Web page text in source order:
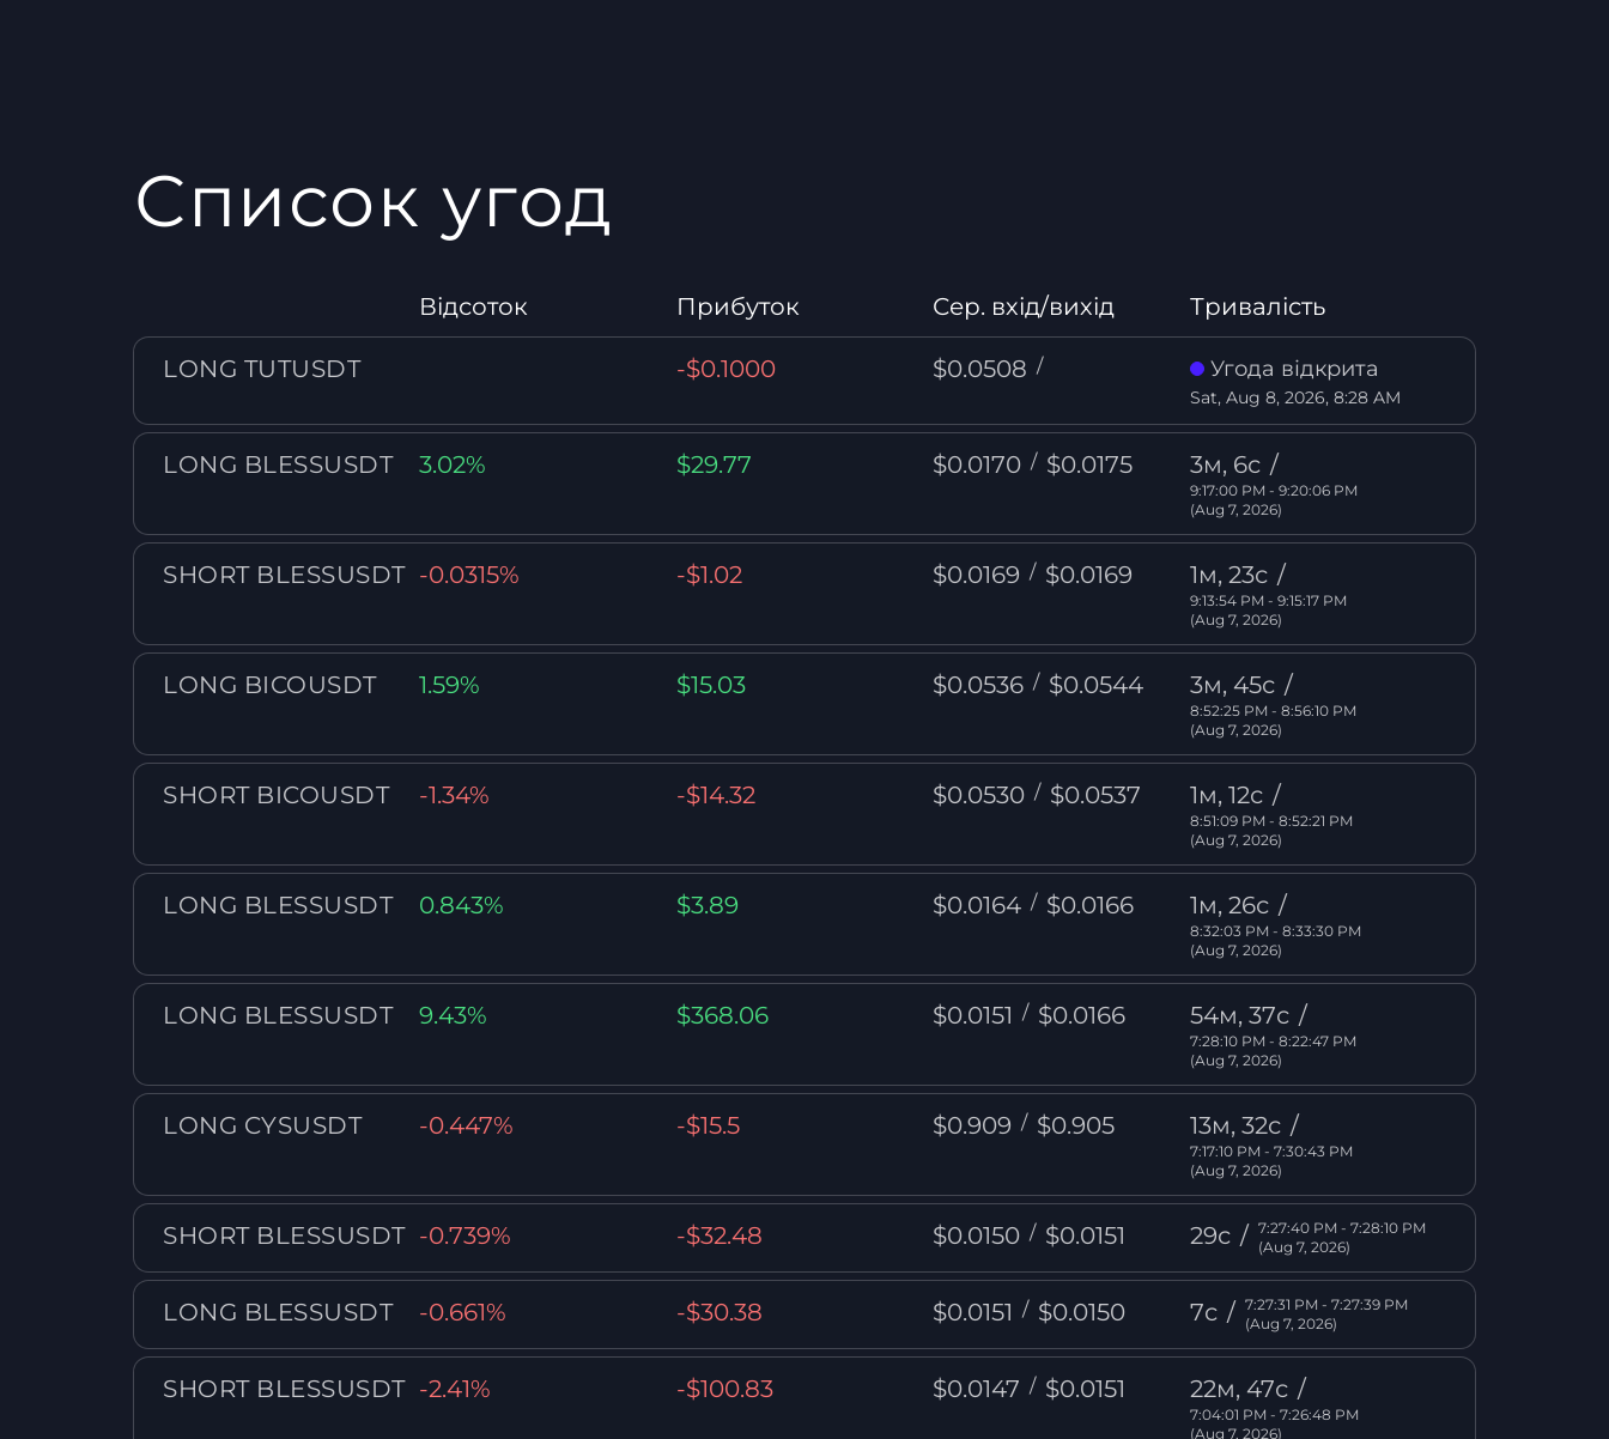
Список угод
Відсоток Прибуток Сер. вхід/вихід Тривалість
LONG TUTUSDT -$0.1000 $0.0508 / Угода відкрита
Sat, Aug 8, 2026, 8:28 AM
LONG BLESSUSDT 3.02% $29.77 $0.0170 / $0.0175 3м, 6с /
9:17:00 PM - 9:20:06 PM
(Aug 7, 2026)
SHORT BLESSUSDT -0.0315% -$1.02 $0.0169 / $0.0169 1м, 23с /
9:13:54 PM - 9:15:17 PM
(Aug 7, 2026)
LONG BICOUSDT 1.59% $15.03 $0.0536 / $0.0544 3м, 45с /
8:52:25 PM - 8:56:10 PM
(Aug 7, 2026)
SHORT BICOUSDT -1.34% -$14.32 $0.0530 / $0.0537 1м, 12с /
8:51:09 PM - 8:52:21 PM
(Aug 7, 2026)
LONG BLESSUSDT 0.843% $3.89 $0.0164 / $0.0166 1м, 26с /
8:32:03 PM - 8:33:30 PM
(Aug 7, 2026)
LONG BLESSUSDT 9.43% $368.06 $0.0151 / $0.0166 54м, 37с /
7:28:10 PM - 8:22:47 PM
(Aug 7, 2026)
LONG CYSUSDT -0.447% -$15.5 $0.909 / $0.905 13м, 32с /
7:17:10 PM - 7:30:43 PM
(Aug 7, 2026)
SHORT BLESSUSDT -0.739% -$32.48 $0.0150 / $0.0151 29с / 7:27:40 PM - 7:28:10 PM
(Aug 7, 2026)
LONG BLESSUSDT -0.661% -$30.38 $0.0151 / $0.0150 7с / 7:27:31 PM - 7:27:39 PM
(Aug 7, 2026)
SHORT BLESSUSDT -2.41% -$100.83 $0.0147 / $0.0151 22м, 47с /
7:04:01 PM - 7:26:48 PM
(Aug 7, 2026)